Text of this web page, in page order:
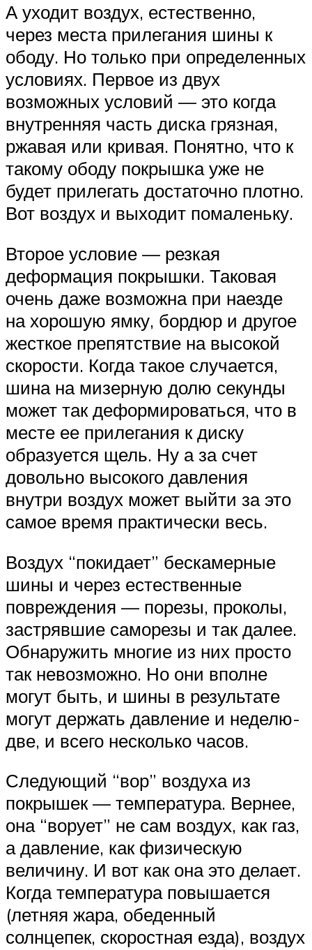
А уходит воздух, естественно,
через места прилегания шины к
ободу. Но только при определенных
условиях. Первое из двух
возможных условий — это когда
внутренняя часть диска грязная,
ржавая или кривая. Понятно, что к
такому ободу покрышка уже не
будет прилегать достаточно плотно.
Вот воздух и выходит помаленьку.
Второе условие — резкая
деформация покрышки. Таковая
очень даже возможна при наезде
на хорошую ямку, бордюр и другое
жесткое препятствие на высокой
скорости. Когда такое случается,
шина на мизерную долю секунды
может так деформироваться, что в
месте ее прилегания к диску
образуется щель. Ну а за счет
довольно высокого давления
внутри воздух может выйти за это
самое время практически весь.
Воздух “покидает” бескамерные
шины и через естественные
повреждения — порезы, проколы,
застрявшие саморезы и так далее.
Обнаружить многие из них просто
так невозможно. Но они вполне
могут быть, и шины в результате
могут держать давление и неделю-
две, и всего несколько часов.
Следующий “вор” воздуха из
покрышек — температура. Вернее,
она “ворует” не сам воздух, как газ,
а давление, как физическую
величину. И вот как она это делает.
Когда температура повышается
(летняя жара, обеденный
солнцепек, скоростная езда), воздух